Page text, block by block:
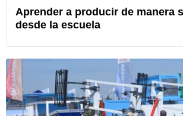
Aprender a producir de manera
desde la escuela